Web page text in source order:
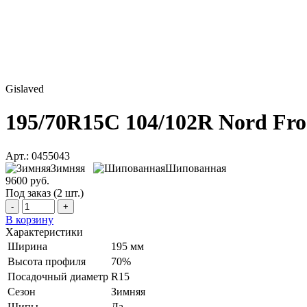
Gislaved
195/70R15C 104/102R Nord
Арт.: 0455043
Зимняя
Шипованная
9600 руб.
Под заказ (2 шт.)
- +
В корзину
Характеристики
Ширина
195 мм
Высота профиля
70%
Посадочный диаметр R15
Сезон
Зимняя